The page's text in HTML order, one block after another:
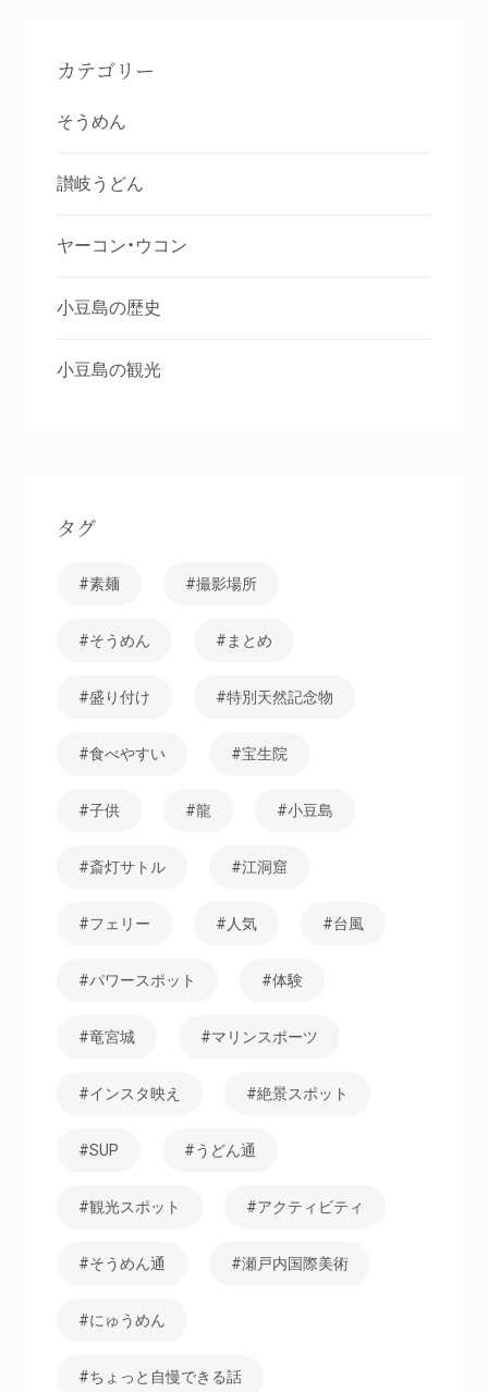
カテゴリー
そうめん
讃岐うどん
ヤーコン・ウコン
小豆島の歴史
小豆島の観光
タグ
素麺 撮影場所
そうめん まとめ
盛り付け 特別天然記念物
食べやすい 宝生院
子供 龍 小豆島
斎灯サトル 江洞窟
フェリー 人気 台風
パワースポット 体験
竜宮城 マリンスポーツ
インスタ映え 絶景スポット
SUP うどん通
観光スポット アクティビティ
そうめん通 瀬戸内国際美術
にゅうめん
ちょっと自慢できる話